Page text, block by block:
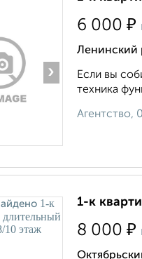
›
6 000 ₽
Ленинский
Если вы
техника
Агентство,
1-к
8 000 ₽